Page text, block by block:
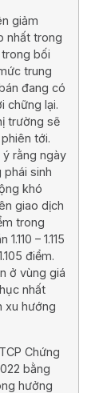
giảm
nhất trong
bối
trung
đang có
chững lại.
trường sẽ
tới.
ý rằng ngày
phái sinh
khó
giao dịch
trong
– 1.115
điểm.
ở vùng giá
nhất
xu hướng
Chứng
bằng
hưởng